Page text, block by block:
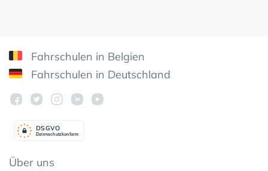
Fahrschulen in Belgien
Fahrschulen in Deutschland
Datenschutzkonform
DSGVO
Über uns